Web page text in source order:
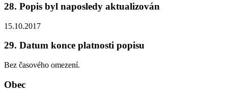
28. Popis byl naposledy aktualizován
15.10.2017
29. Datum konce platnosti popisu
Bez časového omezení.
Obec